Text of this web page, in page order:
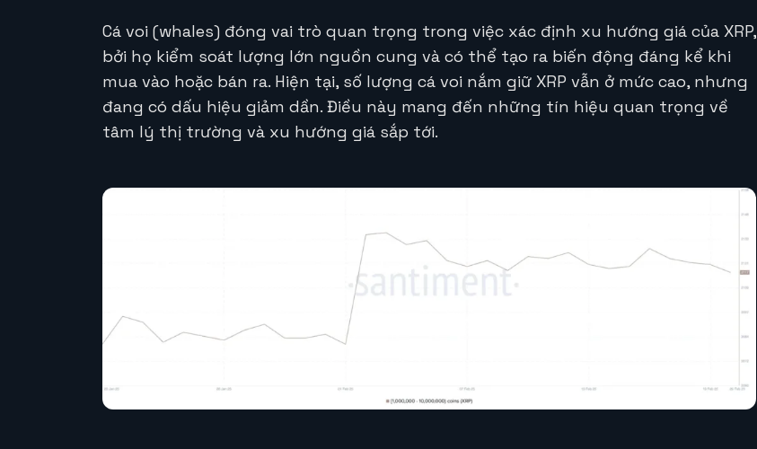
Cá voi (whales) đóng vai trò quan trọng trong việc xác định xu hướng giá của XRP,
bởi họ kiểm soát lượng lớn nguồn cung và có thể tạo ra biến động đáng kể khi
mua vào hoặc bán ra. Hiện tại, số lượng cá voi nắm giữ XRP vẫn ở mức cao, nhưng
đang có dấu hiệu giảm dần. Điều này mang đến những tín hiệu quan trọng về
tâm lý thị trường và xu hướng giá sắp tới.